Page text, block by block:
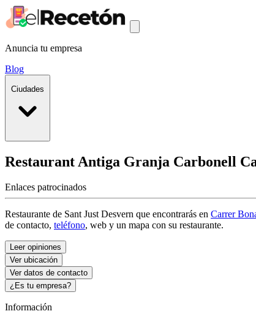
Anuncia tu empresa
Blog
Ciudades
Restaurant Antiga Granja Carbonell
Enlaces patrocinados
Restaurante de Sant Just Desvern que encontrarás en Carrer
de contacto, teléfono, web y un mapa con su restaurante.
Leer opiniones
Ver ubicación
Ver datos de contacto
¿Es tu empresa?
Información